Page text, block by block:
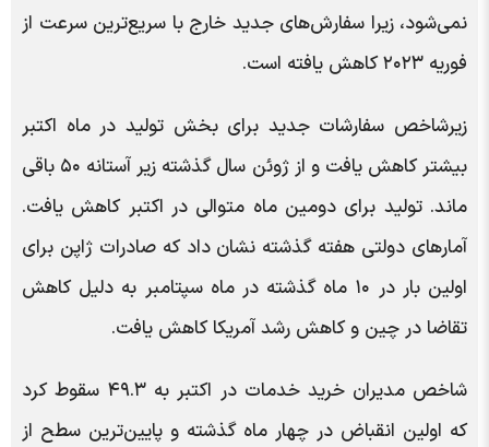
نمی‌شود، زیرا سفارش‌های جدید خارج با سریع‌ترین سرعت از
فوریه ۲۰۲۳ کاهش یافته است.
زیرشاخص سفارشات جدید برای بخش تولید در ماه اکتبر
بیشتر کاهش یافت و از ژوئن سال گذشته زیر آستانه ۵۰ باقی
ماند. تولید برای دومین ماه متوالی در اکتبر کاهش یافت.
آمارهای دولتی هفته گذشته نشان داد که صادرات ژاپن برای
اولین بار در ۱۰ ماه گذشته در ماه سپتامبر به دلیل کاهش
تقاضا در چین و کاهش رشد آمریکا کاهش یافت.
شاخص مدیران خرید خدمات در اکتبر به ۴۹.۳ سقوط کرد
که اولین انقباض در چهار ماه گذشته و پایین‌ترین سطح از